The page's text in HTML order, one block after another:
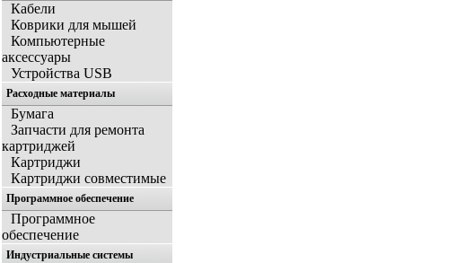
Кабели
Коврики для мышей
Компьютерные
аксессуары
Устройства USB
Расходные материалы
Бумага
Запчасти для ремонта
картриджей
Картриджи
Картриджи совместимые
Программное обеспечение
Программное
обеспечение
Индустриальные системы